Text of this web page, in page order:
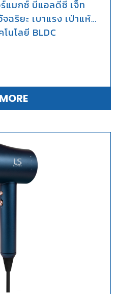
แมกซ์ บีแอลดีซี เจ็ท
ฉริยะ เบาแรง เป่าแห้ง
นโลยี BLDC
ระดับ 2000W น้ำหนัก
ป็นมิตรต่อสิ่ง
ยะ ขั้นสุดของการเป่า